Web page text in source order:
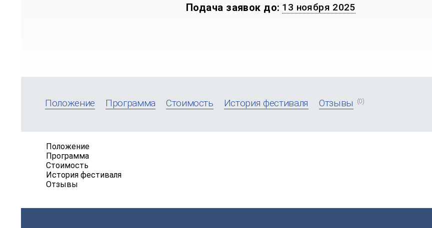
Подача заявок до: 13 ноября 2025
Положение Программа Стоимость История фестиваля Отзывы (0)
Положение
Программа
Стоимость
История фестиваля
Отзывы